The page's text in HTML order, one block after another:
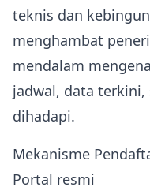
teknis dan
menghambat
mendalam
jadwal, data
dihadapi.
Mekanisme
Portal resmi